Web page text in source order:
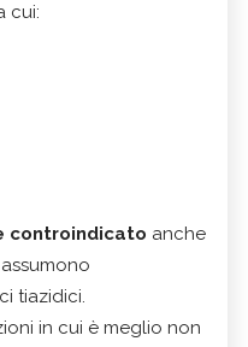
cui:
controindicato anche
tiazidici.
in cui è meglio non